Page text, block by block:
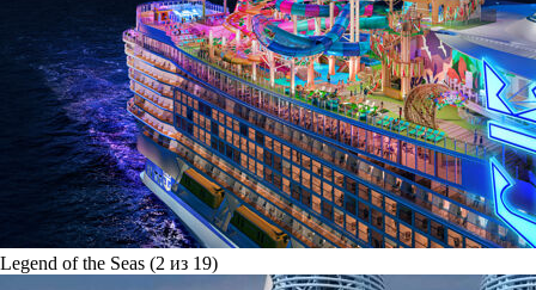
Legend of the Seas (2 из 19)